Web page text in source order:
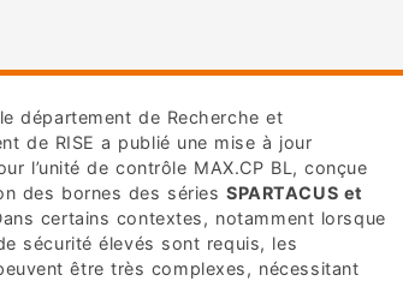
département de Recherche et
de RISE a publié une mise à jour
l’unité de contrôle MAX.CP BL, conçue
des bornes des séries SPARTACUS et
certains contextes, notamment lorsque
sécurité élevés sont requis, les
être très complexes, nécessitant